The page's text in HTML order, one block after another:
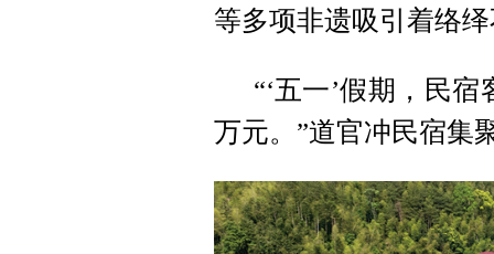
等多项非遗吸引着络
“‘五一’假期，民
万元。”道官冲民宿集